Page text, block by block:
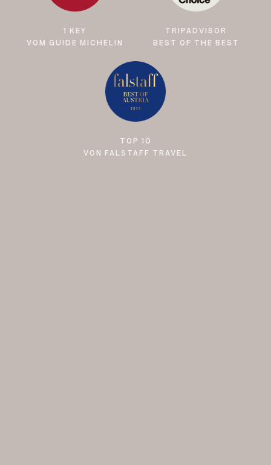
1 KEY
VOM GUIDE MICHELIN
TRIPADVISOR
BEST OF THE BEST
TOP 10
VON FALSTAFF TRAVEL